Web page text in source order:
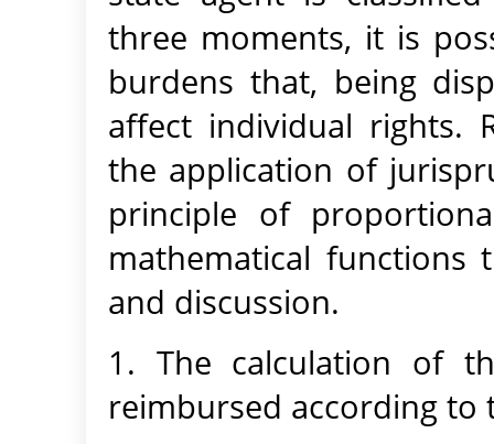
three moments, it is
burdens that, being
affect individual rights.
the application of
principle of
mathematical
and discussion.
1. The calculation of
reimbursed according